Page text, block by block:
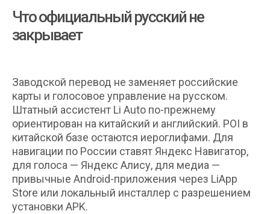
Что официальный русский не
закрывает
Заводской перевод не заменяет российские
карты и голосовое управление на русском.
Штатный ассистент Li Auto по-прежнему
ориентирован на китайский и английский. POI в
китайской базе остаются иероглифами. Для
навигации по России ставят Яндекс Навигатор,
для голоса — Яндекс Алису, для медиа —
привычные Android-приложения через LiApp
Store или локальный инсталлер с разрешением
установки APK.